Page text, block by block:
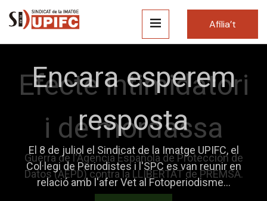
Afilia’t
Encara esperem
resposta
El 8 de juliol el Sindicat de la Imatge UPIFC, el
Col·legi de Periodistes i l'SPC es van reunir en
relació amb l'afer Vet al Fotoperiodisme...
Efecte intimidatori
i de mordassa
Guerra de l'Agencia Española de Protección de
Datos (AEPD) contra la LLIBERTAT de PREMSA.